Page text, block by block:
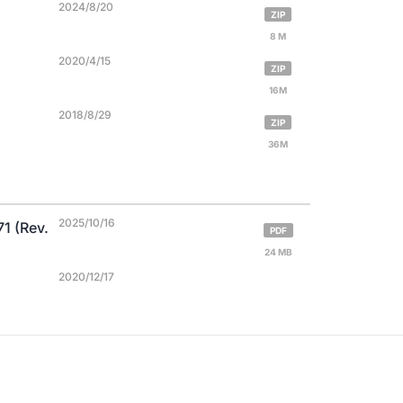
2024/8/20
ZIP
8 M
2020/4/15
ZIP
16M
2018/8/29
ZIP
36M
(Rev.
2025/10/16
PDF
24 MB
2020/12/17